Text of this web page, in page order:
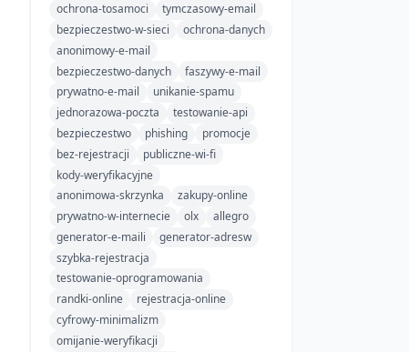
ochrona-tosamoci
tymczasowy-email
bezpieczestwo-w-sieci
ochrona-danych
anonimowy-e-mail
bezpieczestwo-danych
faszywy-e-mail
prywatno-e-mail
unikanie-spamu
jednorazowa-poczta
testowanie-api
bezpieczestwo
phishing
promocje
bez-rejestracji
publiczne-wi-fi
kody-weryfikacyjne
anonimowa-skrzynka
zakupy-online
prywatno-w-internecie
olx
allegro
generator-e-maili
generator-adresw
szybka-rejestracja
testowanie-oprogramowania
randki-online
rejestracja-online
cyfrowy-minimalizm
omijanie-weryfikacji